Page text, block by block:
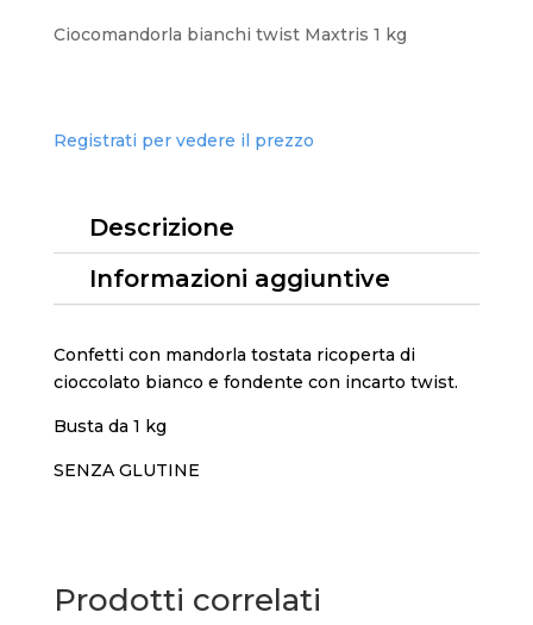
Ciocomandorla bianchi twist Maxtris 1 kg
Registrati per vedere il prezzo
Descrizione
Informazioni aggiuntive
Confetti con mandorla tostata ricoperta di
cioccolato bianco e fondente con incarto twist.
Busta da 1 kg
SENZA GLUTINE
Prodotti correlati